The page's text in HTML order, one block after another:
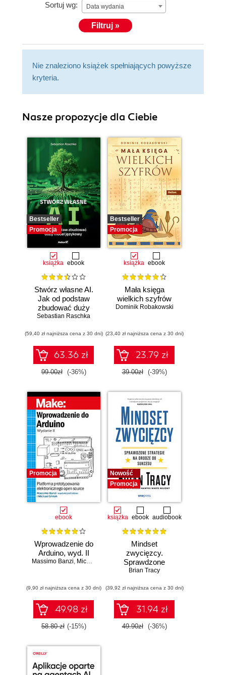
Sortuj wg: Data wydania
Filtruj »
Nie znaleziono książek spełniających powyższe
kryteria.
Nasze propozycje dla Ciebie
Bestseller
Promocja
książka ebook
Stwórz własne AI.
Jak od podstaw
zbudować duży
model językowy
Sebastian Raschka
(59,40 zł najniższa cena z 30 dni)
63.36 zł
99.00zł (-36%)
Bestseller
Promocja
książka ebook
Mała księga
wielkich szyfrów
Dominik Robakowski
(23,40 zł najniższa cena z 30 dni)
23.79 zł
39.00zł (-39%)
Promocja
ebook
Wprowadzenie do
Arduino, wyd. II
Massimo Banzi, Michael Shiloh
(9,90 zł najniższa cena z 30 dni)
49.98 zł
58.80 zł (-15%)
Nowość
Promocja
książka ebook audiobook
Mindset
zwycięzcy.
Sprawdzone
strategie na drodze
Brian Tracy
(39,92 zł najniższa cena z 30 dni)
31.94 zł
49.90zł (-36%)